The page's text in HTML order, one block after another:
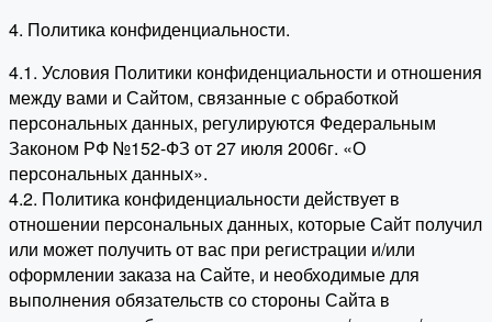
4. Политика конфиденциальности.
4.1. Условия Политики конфиденциальности и отношения
между вами и Сайтом, связанные с обработкой
персональных данных, регулируются Федеральным
Законом РФ №152-ФЗ от 27 июля 2006г. «О
персональных данных».
4.2. Политика конфиденциальности действует в
отношении персональных данных, которые Сайт получил
или может получить от вас при регистрации и/или
оформлении заказа на Сайте, и необходимые для
выполнения обязательств со стороны Сайта в